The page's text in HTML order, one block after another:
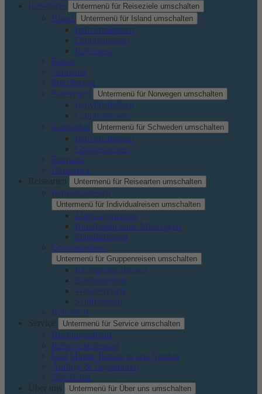
Reiseziele
Untermenü für Reiseziele umschalten
Island Untermenü für Island umschalten
Individualreisen
Gruppenreisen
Reitreisen
Färöer
Grönland
Spitzbergen
Norwegen
Untermenü für Norwegen umschalten
Individualreisen
Gruppenreisen
Schweden
Untermenü für Schweden umschalten
Individualreisen
Gruppenreisen
Finnland
Dänemark
Reisearten
Untermenü für Reisearten umschalten
Individualreisen
Untermenü für Individualreisen umschalten
Mietwagenreisen
Rundreisen ohne Mietwagen
Standortreisen
Gruppenreisen
Untermenü für Gruppenreisen umschalten
Kleingruppenreisen
Erlebnisreisen
Wanderreisen
Schiffsreisen
Reitreisen
Service
Untermenü für Service umschalten
Buchungsablauf
Reiseversicherung
Last Minute Reisen in den Norden
Auflüge & Tagestouren
Newsletter
Über uns
Untermenü für Über uns umschalten